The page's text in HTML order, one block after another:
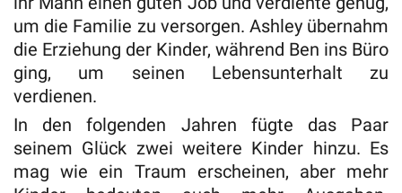
um die Familie zu versorgen. Ashley übernahm
die Erziehung der Kinder, während Ben ins Büro
ging, um seinen Lebensunterhalt zu
verdienen.
In den folgenden Jahren fügte das Paar
seinem Glück zwei weitere Kinder hinzu. Es
mag wie ein Traum erscheinen, aber mehr